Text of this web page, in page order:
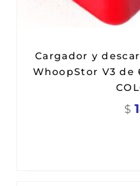
Cargador y
WhoopStor V3 de
$